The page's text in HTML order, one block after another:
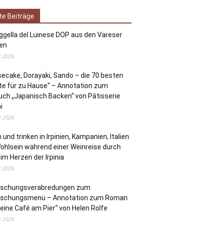
Beiträge
del Luinese DOP aus den Vareser
2026
Dorayaki, Sando – die 70 besten
für zu Hause“ – Annotation zum
„Japanisch Backen“ von Pâtisserie
2026
und trinken in Irpinien, Kampanien, Italien
während einer Weinreise durch
Herzen der Irpinia
2026
zum
– Annotation zum Roman
Café am Pier“ von Helen Rolfe
2026